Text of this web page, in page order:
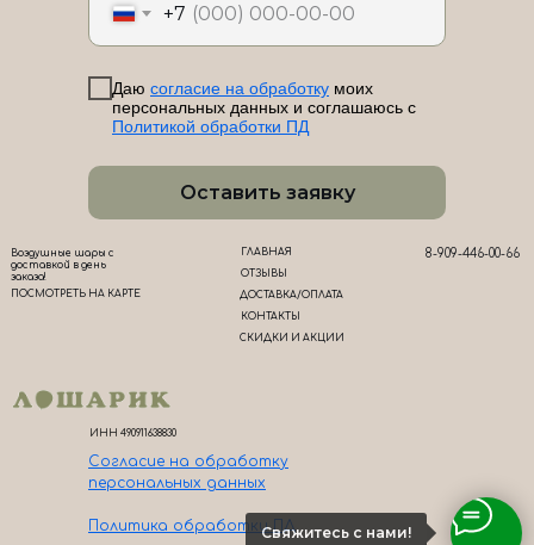
Свяжитесь с нами!
+7
Даю согласие на обработку моих
персональных данных и соглашаюсь с
Политикой обработки ПД
Оставить заявку
ОТЗЫВЫ
ГЛАВНАЯ
ДОСТАВКА/ОПЛАТА
СКИДКИ И АКЦИИ
КОНТАКТЫ
8-909-446-00-66
Воздушные шары с
доставкой в день
заказа!
ПОСМОТРЕТЬ НА КАРТЕ
ИНН 490911638830
Согласие на обработку
персональных данных
Политика обработки ПД